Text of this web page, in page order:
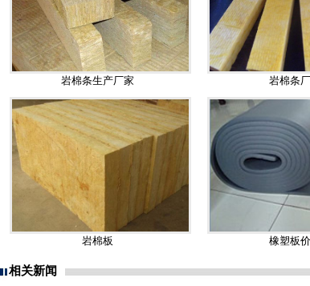
岩棉条生产厂家 岩棉条
岩棉板 橡塑板
相关新闻